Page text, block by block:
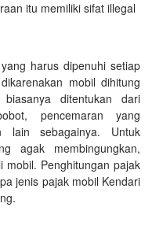
itu memiliki sifat illegal
harus dipenuhi setiap
mobil dihitung
ditentukan dari
pencemaran yang
lain sebagainya. Untuk
agak membingungkan,
mobil. Penghitungan pajak
jenis pajak mobil Kendari